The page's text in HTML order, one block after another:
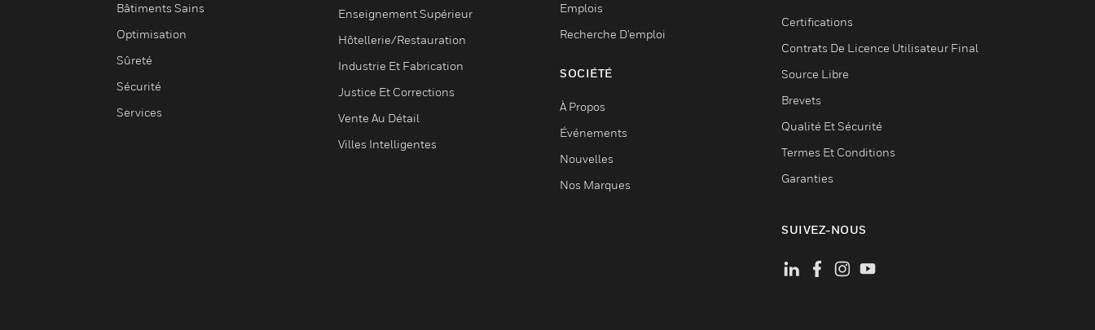
Bâtiments Sains
Optimisation
Sûreté
Sécurité
Services
Enseignement Supérieur
Hôtellerie/Restauration
Industrie Et Fabrication
Justice Et Corrections
Vente Au Détail
Villes Intelligentes
Emplois
Recherche D'emploi
SOCIÉTÉ
À Propos
Événements
Nouvelles
Nos Marques
Certifications
Contrats De Licence Utilisateur Final
Source Libre
Brevets
Qualité Et Sécurité
Termes Et Conditions
Garanties
SUIVEZ-NOUS